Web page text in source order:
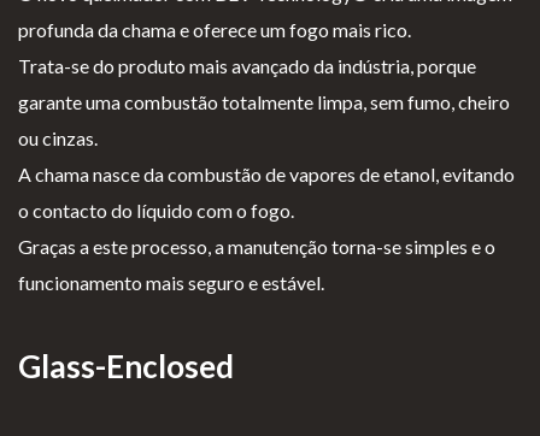
profunda da chama e oferece um fogo mais rico.
Trata-se do produto mais avançado da indústria, porque
garante uma combustão totalmente limpa, sem fumo, cheiro
ou cinzas.
A chama nasce da combustão de vapores de etanol, evitando
o contacto do líquido com o fogo.
Graças a este processo, a manutenção torna-se simples e o
funcionamento mais seguro e estável.
Glass-Enclosed